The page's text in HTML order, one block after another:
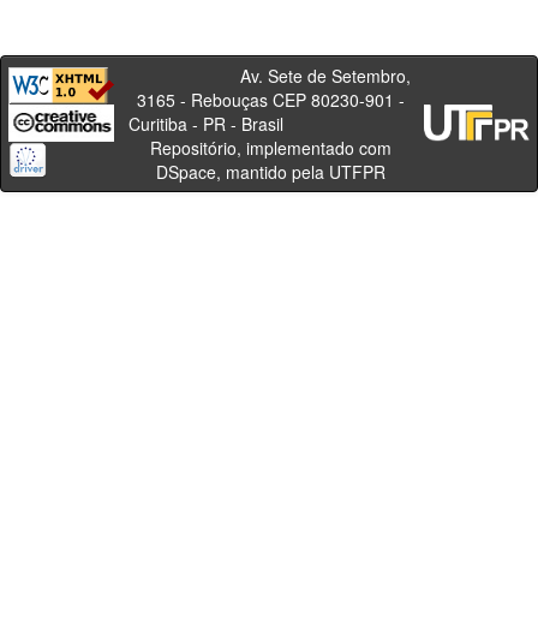
Av. Sete de Setembro,
3165 - Rebouças CEP 80230-901 -
Curitiba - PR - Brasil
Repositório, implementado com
DSpace, mantido pela UTFPR